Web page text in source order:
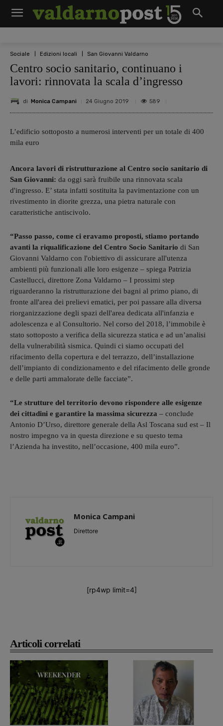
Sociale Edizioni locali San Giovanni Valdarno
Centro socio sanitario, continuano i
lavori: rinnovata la scala d’ingresso
di Monica Campani 24 Giugno 2019 589
Articoli correlati
L’edificio sottoposto a numerosi interventi per un totale di 400
mila euro
Ancora lavori di ristrutturazione al Centro socio sanitario di
San Giovanni: da oggi sarà fruibile una rinnovata scala
d'ingresso. E’ stata infatti sostituita la pavimentazione con un
rivestimento in diorite grezza, una pietra naturale con
caratteristiche antiscivolo.
“Passo passo, come ci eravamo proposti, stiamo portando
avanti la riqualificazione del Centro Socio Sanitario di San
Giovanni Valdarno con l'obiettivo di assicurare all'utenza
ambienti più funzionali alle loro esigenze – spiega Patrizia
Castellucci, direttore Zona Valdarno – I prossimi step
riguarderanno la ristrutturazione dei bagni al primo piano, di
fronte all'area dei prelievi ematici, per poi passare alla diversa
riorganizzazione degli spazi dell'area dedicata all'infanzia e
adolescenza e al Consultorio. Nel corso del 2018, l’immobile è
stato sottoposto a verifica della sicurezza statica e ad un’analisi
della vulnerabilità sismica. Quindi ci siamo occupati del
rifacimento della copertura e del terrazzo, dell’installazione
dell’impianto di condizionamento e del rifacimento delle gronde
e delle parti ammalorate delle facciate”.
“Le strutture del territorio devono rispondere alle esigenze
dei cittadini e garantire la massima sicurezza – conclude
Antonio D’Urso, direttore generale della Asl Toscana sud est – Il
nostro impegno va in questa direzione e su questo tema
l’Azienda ha investito, nell’occasione, 400 mila euro”.
Monica Campani
Direttore
[rp4wp limit=4]